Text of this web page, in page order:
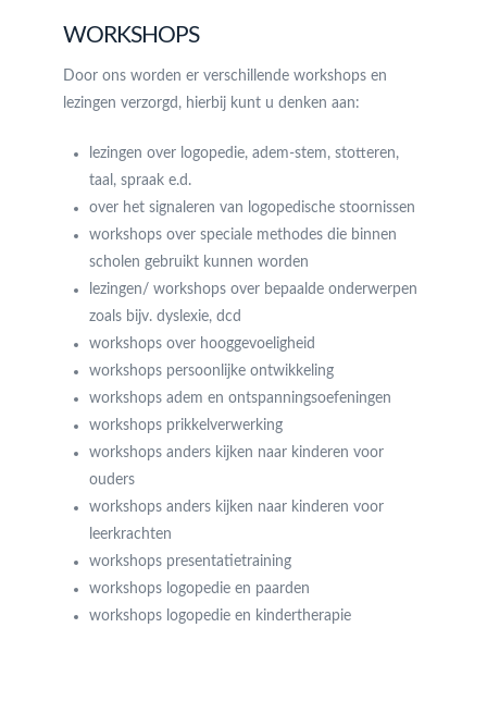
WORKSHOPS
Door ons worden er verschillende workshops en
lezingen verzorgd, hierbij kunt u denken aan:
lezingen over logopedie, adem-stem, stotteren,
taal, spraak e.d.
over het signaleren van logopedische stoornissen
workshops over speciale methodes die binnen
scholen gebruikt kunnen worden
lezingen/ workshops over bepaalde onderwerpen
zoals bijv. dyslexie, dcd
workshops over hooggevoeligheid
workshops persoonlijke ontwikkeling
workshops adem en ontspanningsoefeningen
workshops prikkelverwerking
workshops anders kijken naar kinderen voor
ouders
workshops anders kijken naar kinderen voor
leerkrachten
workshops presentatietraining
workshops logopedie en paarden
workshops logopedie en kindertherapie